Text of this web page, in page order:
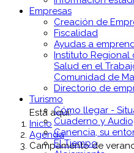
Empresas
Creación de
Fiscalidad
Ayudas a
Instituto Regional
Salud en el
Comunidad de
Directorio de
Turismo
Cómo llegar -
Cuaderno y
Canencia, su
El Tiempo
Está aquí:
Inicio
Agenda
Campamento de